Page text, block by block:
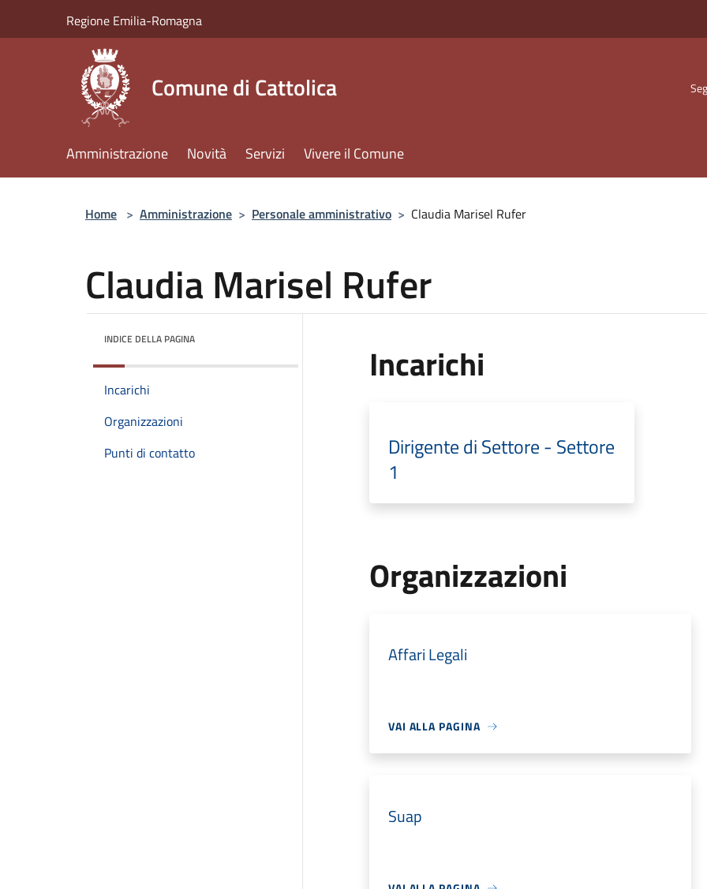
Regione Emilia-Romagna
Comune di Cattolica
Amministrazione Novità Servizi Vivere il Comune
Home > Amministrazione > Personale amministrativo > Claudia Marisel Rufer
Claudia Marisel Rufer
INDICE DELLA PAGINA
Incarichi
Organizzazioni
Punti di contatto
Incarichi
Dirigente di Settore - Settore
1
Organizzazioni
Affari Legali
VAI ALLA PAGINA
Suap